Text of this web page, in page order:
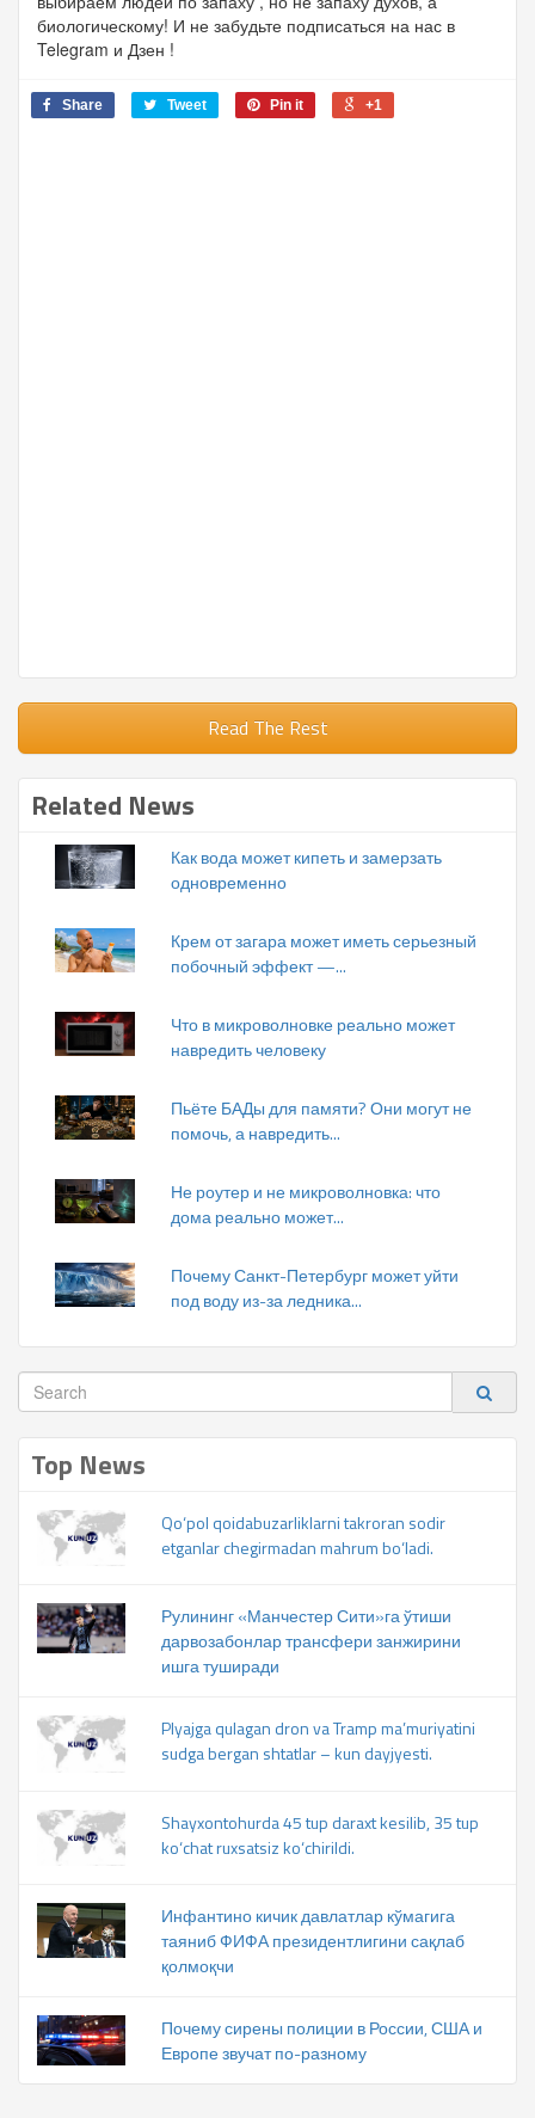
биологическому! И не забудьте подписаться на нас в
Telegram и Дзен !
Share Tweet Pin it +1
Read The Rest
Related News
Как вода может кипеть и замерзать
одновременно
Крем от загара может иметь серьезный
побочный эффект —...
Что в микроволновке реально может
навредить человеку
Пьёте БАДы для памяти? Они могут не
помочь, а навредить...
Не роутер и не микроволновка: что
дома реально может...
Почему Санкт-Петербург может уйти
под воду из-за ледника...
Top News
Qo‘pol qoidabuzarliklarni takroran sodir
etganlar chegirmadan mahrum bo‘ladi.
Рулининг «Манчестер Сити»га ўтиши
дарвозабонлар трансфери занжирини
ишга туширади
Plyajga qulagan dron va Tramp ma’muriyatini
sudga bergan shtatlar – kun dayjyesti.
Shayxontohurda 45 tup daraxt kesilib, 35 tup
ko‘chat ruxsatsiz ko‘chirildi.
Инфантино кичик давлатлар кўмагига
таяниб ФИФА президентлигини сақлаб
қолмоқчи
Почему сирены полиции в России, США и
Европе звучат по-разному